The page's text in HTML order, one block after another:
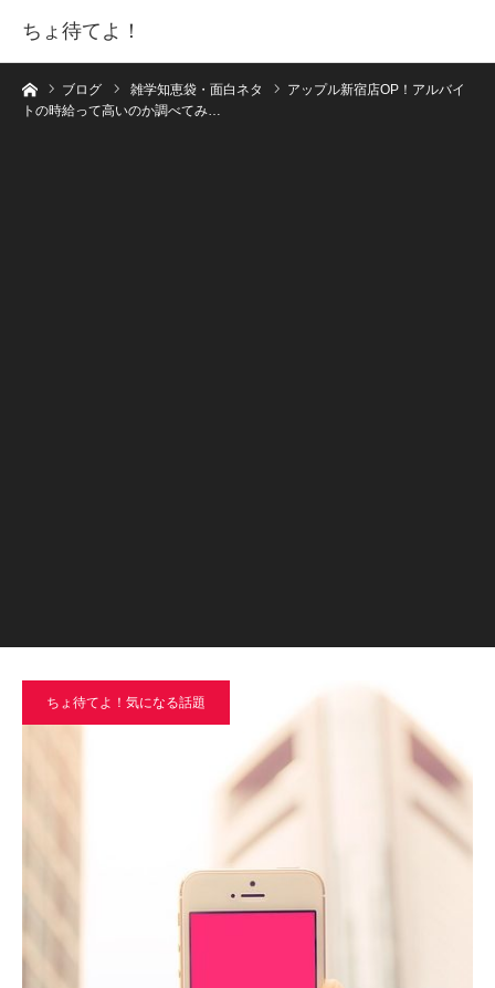
ちょ待てよ！
ホームブログ 雑学知恵袋・面白ネタ
アップル新宿店OP！アルバイ
トの時給って高いのか調べてみ…
ちょ待てよ！気になる話題